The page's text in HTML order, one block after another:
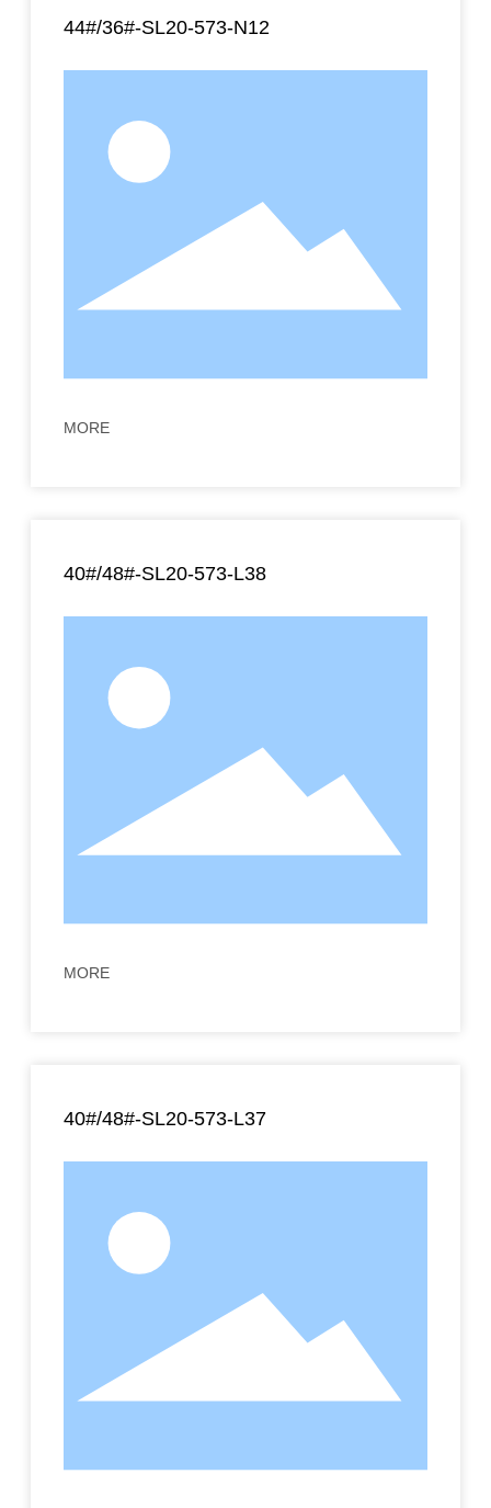
44#/36#-SL20-573-N12
MORE
40#/48#-SL20-573-L38
MORE
40#/48#-SL20-573-L37